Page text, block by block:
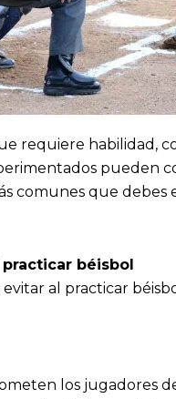
requiere habilidad,
pueden
comunes que debes
béisbol
al practicar
los jugadores